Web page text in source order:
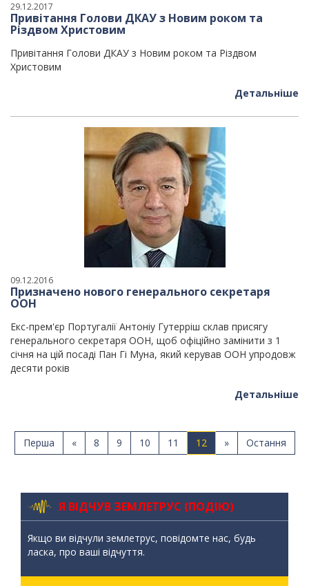
29.12.2017
Привітання Голови ДКАУ з Новим роком та
Різдвом Христовим
Привітання Голови ДКАУ з Новим роком та Різдвом
Христовим
Детальніше
09.12.2016
Призначено нового генерального секретаря
ООН
Екс-прем'єр Португалії Антоніу Гутерріш склав присягу
генерального секретаря ООН, щоб офіційно замінити з 1
січня на цій посаді Пан Гі Муна, який керував ООН упродовж
десяти років
Детальніше
Перша « 8 9 10 11 12 » Остання
Я ВІДЧУВ ЗЕМЛЕТРУС (ПОДІЮ)
Якщо ви відчули землетрус, повідомте нас, будь
ласка, про ваші відчуття.